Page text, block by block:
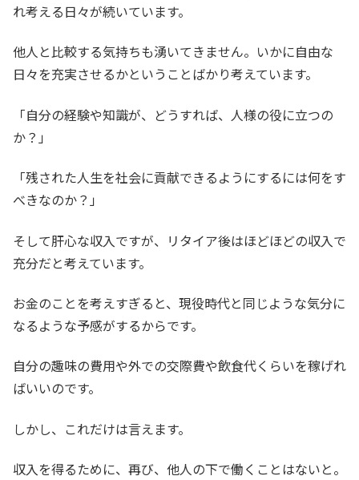
れ考える日々が続いています。
他人と比較する気持ちも湧いてきません。いかに自由な
日々を充実させるかということばかり考えています。
「自分の経験や知識が、どうすれば、人様の役に立つの
か？」
「残された人生を社会に貢献できるようにするには何をす
べきなのか？」
そして肝心な収入ですが、リタイア後はほどほどの収入で
充分だと考えています。
お金のことを考えすぎると、現役時代と同じような気分に
なるような予感がするからです。
自分の趣味の費用や外での交際費や飲食代くらいを稼げれ
ばいいのです。
しかし、これだけは言えます。
収入を得るために、再び、他人の下で働くことはないと。